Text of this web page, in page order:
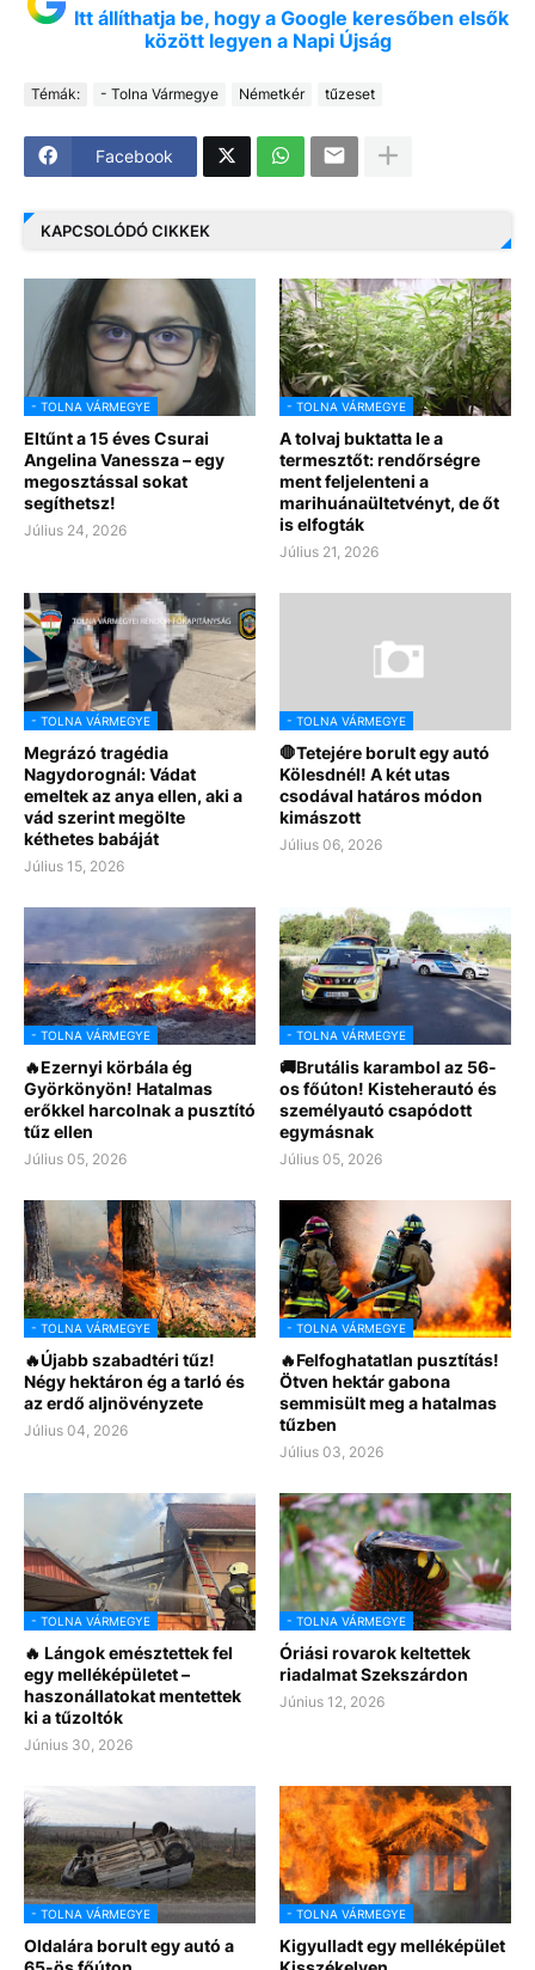
Itt állíthatja be, hogy a Google keresőben elsők
között legyen a Napi Újság
Témák: - Tolna Vármegye Németkér tűzeset
Facebook
KAPCSOLÓDÓ CIKKEK
- TOLNA VÁRMEGYE
Eltűnt a 15 éves Csurai
Angelina Vanessza – egy
megosztással sokat
segíthetsz!
Július 24, 2026
- TOLNA VÁRMEGYE
A tolvaj buktatta le a
termesztőt: rendőrségre
ment feljelenteni a
marihuánaültetvényt, de őt
is elfogták
Július 21, 2026
- TOLNA VÁRMEGYE
Megrázó tragédia
Nagydorognál: Vádat
emeltek az anya ellen, aki a
vád szerint megölte
kéthetes babáját
Július 15, 2026
- TOLNA VÁRMEGYE
🛑Tetejére borult egy autó
Kölesdnél! A két utas
csodával határos módon
kimászott
Július 06, 2026
- TOLNA VÁRMEGYE
🔥Ezernyi körbála ég
Györkönyön! Hatalmas
erőkkel harcolnak a pusztító
tűz ellen
Július 05, 2026
- TOLNA VÁRMEGYE
🚚Brutális karambol az 56-
os főúton! Kisteherautó és
személyautó csapódott
egymásnak
Július 05, 2026
- TOLNA VÁRMEGYE
🔥Újabb szabadtéri tűz!
Négy hektáron ég a tarló és
az erdő aljnövényzete
Július 04, 2026
- TOLNA VÁRMEGYE
🔥Felfoghatatlan pusztítás!
Ötven hektár gabona
semmisült meg a hatalmas
tűzben
Július 03, 2026
- TOLNA VÁRMEGYE
🔥 Lángok emésztettek fel
egy melléképületet –
haszonállatokat mentettek
ki a tűzoltók
Június 30, 2026
- TOLNA VÁRMEGYE
Óriási rovarok keltettek
riadalmat Szekszárdon
Június 12, 2026
- TOLNA VÁRMEGYE
Oldalára borult egy autó a
- TOLNA VÁRMEGYE
Kigyulladt egy melléképület